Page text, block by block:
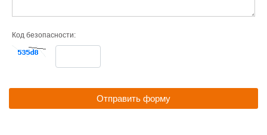
Код безопасности: